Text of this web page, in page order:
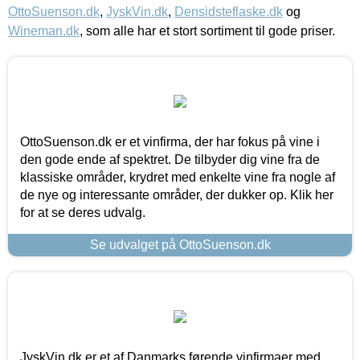
OttoSuenson.dk, JyskVin.dk, Densidsteflaske.dk og
Wineman.dk, som alle har et stort sortiment til gode priser.
OttoSuenson.dk er et vinfirma, der har fokus på vine i
den gode ende af spektret. De tilbyder dig vine fra de
klassiske områder, krydret med enkelte vine fra nogle af
de nye og interessante områder, der dukker op. Klik her
for at se deres udvalg.
Se udvalget på OttoSuenson.dk
JyskVin.dk er et af Danmarks førende vinfirmaer med